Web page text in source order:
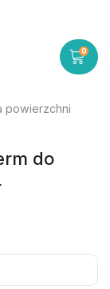
0
powierzchni
do